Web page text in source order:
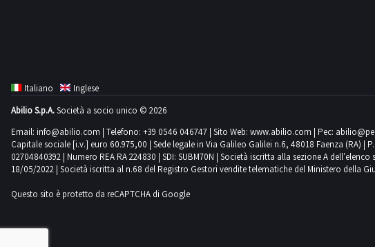
Italiano
Inglese
Abilio S.p.A.Società a socio unico © 2026
Email: info@abilio.com | Telefono: +39 0546 046747 | Sito Web: www.abilio.com | Pec:
Capitale sociale [i.v.] euro 60.975,00 | Sede legale in Via Galileo Galilei n.6, 48018 Faenza (RA) |
02704840392 | Numero REA RA 224830 | SDI: SUBM70N | Società iscritta alla sezione A
18/05/2022 | Società iscritta al n.68 del Registro Gestori vendite telematiche del Ministero della
Questo sito è protetto da reCAPTCHA di Google